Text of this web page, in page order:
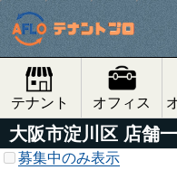
テナント オフィス
大阪市淀川区 店舗
募集中のみ表示